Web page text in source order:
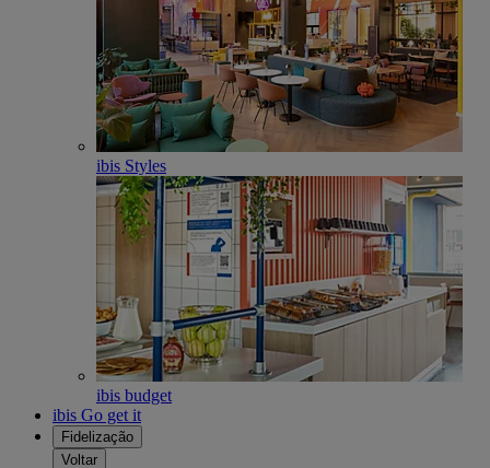
ibis Styles
ibis budget
ibis Go get it
Fidelização
Voltar